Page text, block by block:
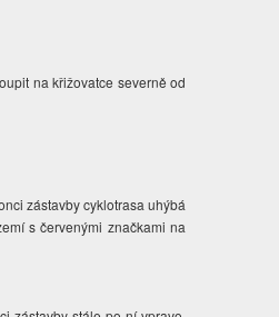
na křižovatce severně od
zástavby cyklotrasa uhýbá
s červenými značkami na